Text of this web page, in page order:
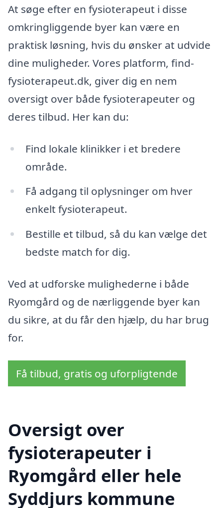
At søge efter en fysioterapeut i disse
omkringliggende byer kan være en
praktisk løsning, hvis du ønsker at udvide
dine muligheder. Vores platform, find-
fysioterapeut.dk, giver dig en nem
oversigt over både fysioterapeuter og
deres tilbud. Her kan du:
Find lokale klinikker i et bredere
område.
Få adgang til oplysninger om hver
enkelt fysioterapeut.
Bestille et tilbud, så du kan vælge det
bedste match for dig.
Ved at udforske mulighederne i både
Ryomgård og de nærliggende byer kan
du sikre, at du får den hjælp, du har brug
for.
Få tilbud, gratis og uforpligtende
Oversigt over
fysioterapeuter i
Ryomgård eller hele
Syddjurs kommune